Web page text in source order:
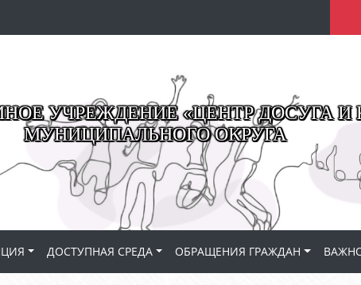
УЧРЕЖДЕНИЕ «ЦЕНТР ДОСУГА И
МУНИЦИПАЛЬНОГО ОКРУГА
ДОСТУПНАЯ СРЕДА ОБРАЩЕНИЯ ГРАЖДАН